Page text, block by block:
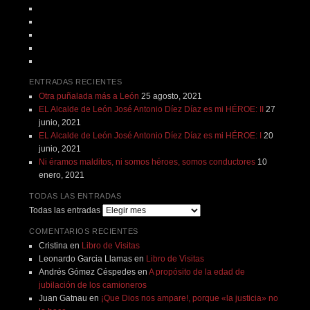
ENTRADAS RECIENTES
Otra puñalada más a León 25 agosto, 2021
EL Alcalde de León José Antonio Díez Díaz es mi HÉROE: II
27
junio, 2021
EL Alcalde de León José Antonio Díez Díaz es mi HÉROE: I
20
junio, 2021
Ni éramos malditos, ni somos héroes, somos conductores 10
enero, 2021
TODAS LAS ENTRADAS
Todas las entradas
COMENTARIOS RECIENTES
Cristinaen Libro de Visitas
Leonardo Garcia Llamasen Libro de Visitas
Andrés Gómez Céspedesen A propósito de la edad de
jubilación de los camioneros
Juan Gatnau en ¡Que Dios nos ampare!, porque «la justicia» no